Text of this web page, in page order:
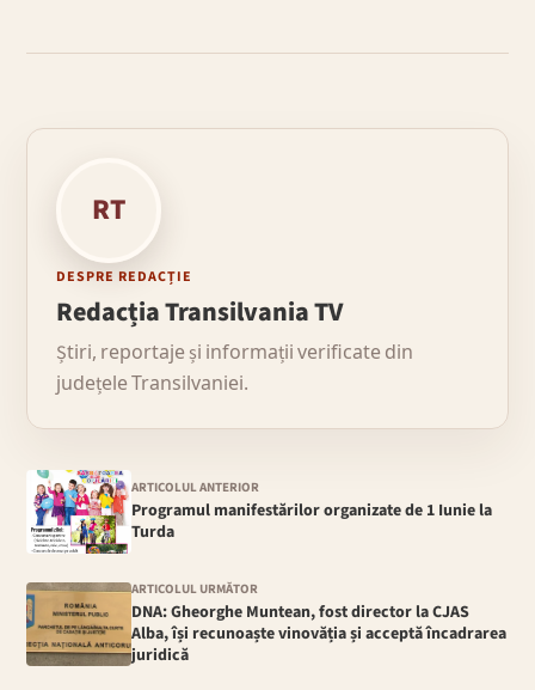
RT
DESPRE REDACȚIE
Redacția Transilvania TV
Știri, reportaje și informații verificate din
județele Transilvaniei.
ARTICOLUL ANTERIOR
Programul manifestărilor organizate de 1 Iunie la
Turda
ARTICOLUL URMĂTOR
DNA: Gheorghe Muntean, fost director la CJAS
Alba, își recunoaște vinovăția și acceptă încadrarea
juridică